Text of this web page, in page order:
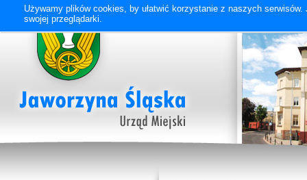
Używamy plików cookies, by ułatwić korzystanie z naszych
swojej przeglądarki.